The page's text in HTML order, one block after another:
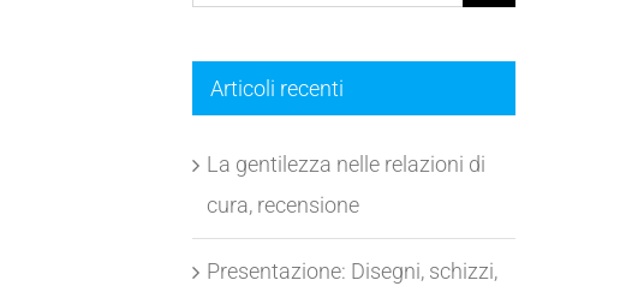
per:
Articoli recenti
La gentilezza nelle relazioni di
cura, recensione
Presentazione: Disegni, schizzi,